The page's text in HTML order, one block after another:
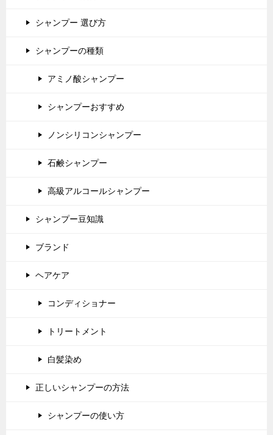
シャンプー 選び方
シャンプーの種類
アミノ酸シャンプー
シャンプーおすすめ
ノンシリコンシャンプー
石鹸シャンプー
高級アルコールシャンプー
シャンプー豆知識
ブランド
ヘアケア
コンディショナー
トリートメント
白髪染め
正しいシャンプーの方法
シャンプーの使い方